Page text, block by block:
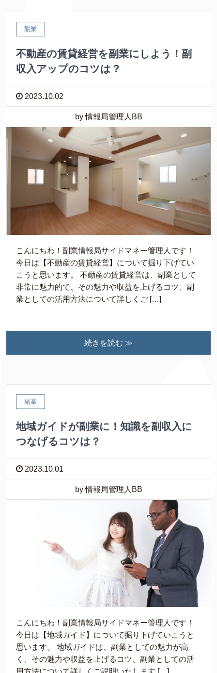
副業
不動産の賃貸経営を副業にしよう！副
収入アップのコツは？
2023.10.02
by 情報局管理人BB
こんにちわ！副業情報局サイドマネー管理人です！
今日は【不動産の賃貸経営】について掘り下げてい
こうと思います。 不動産の賃貸経営は、副業として
非常に魅力的で、その魅力や収益を上げるコツ、副
業としての活用方法について詳しくご […]
続きを読む ≫
副業
地域ガイドが副業に！知識を副収入に
つなげるコツは？
2023.10.01
by 情報局管理人BB
こんにちわ！副業情報局サイドマネー管理人です！
今日は【地域ガイド】について掘り下げていこうと
思います。 地域ガイドは、副業としての魅力が高
く、その魅力や収益を上げるコツ、副業としての活